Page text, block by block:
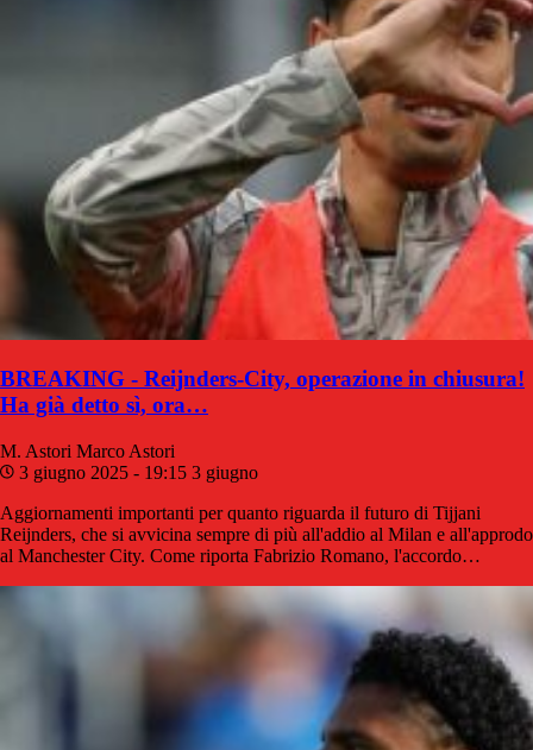
BREAKING - Reijnders-City, operazione in chiusura!
Ha già detto sì, ora…
M. Astori Marco Astori
3 giugno 2025 - 19:15 3 giugno
Aggiornamenti importanti per quanto riguarda il futuro di Tijjani
Reijnders, che si avvicina sempre di più all'addio al Milan e all'approdo
al Manchester City. Come riporta Fabrizio Romano, l'accordo…